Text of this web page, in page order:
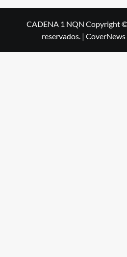
CADENA 1 NQN Copyright
reservados. | CoverNews